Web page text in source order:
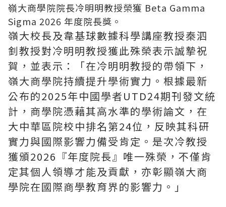
嶺大商學院院長冷明明教授榮獲 Beta Gamma
Sigma 2026 年度院長獎。
嶺大校長及韋基球數據科學講座教授秦泗
釗教授對冷明明教授獲此殊榮表示誠摯祝
賀，並表示：「在冷明明教授的帶領下，
嶺大商學院持續提升學術實力。根據最新
公布的2025年中國學者UTD24期刊發文統
計，商學院憑藉其高水準的學術論文，在
大中華區院校中排名第24位，反映其科研
實力與國際影響力備受肯定。是次冷教授
獲頒2026『年度院長』唯一殊榮，不僅肯
定其個人領導才能及貢獻，亦彰顯嶺大商
學院在國際商學教育界的影響力。」